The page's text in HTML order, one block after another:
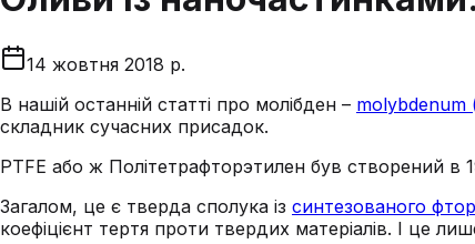
14 жовтня 2018 р.
В нашій останній статті про молібден – molybdenum
складник сучасних присадок.
PTFE або ж Політетрафторэтилен був створений в
Загалом, це є тверда сполука із синтезованого
коефіцієнт тертя проти твердих матеріалів. І це